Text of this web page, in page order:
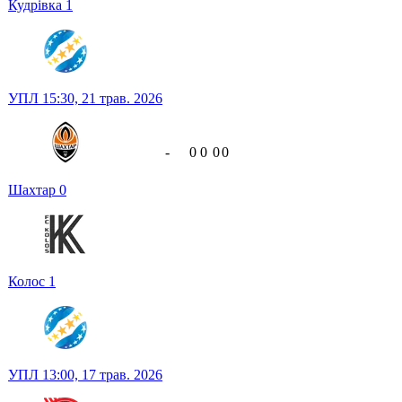
Кудрівка 1
УПЛ 15:30, 21 трав. 2026
Шахтар 0
Колос 1
- 0 0 00
УПЛ 13:00, 17 трав. 2026